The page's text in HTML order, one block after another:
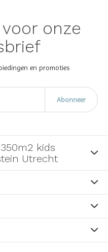
onze
en promoties
Abonneer
kids
Utrecht